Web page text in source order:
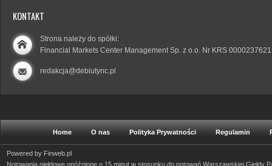
KONTAKT
Strona należy do spółki:
Financial Markets Center Management Sp. z o.o. Nr KRS 0000237621
redakcja@debiutync.pl
Home O nas Polityka Prywatności Regulamin
Powered by Finweb.pl
Notowania giełdowe opóźnione o 15 minut w stosunku do notowań Warszawskiej Giełdy